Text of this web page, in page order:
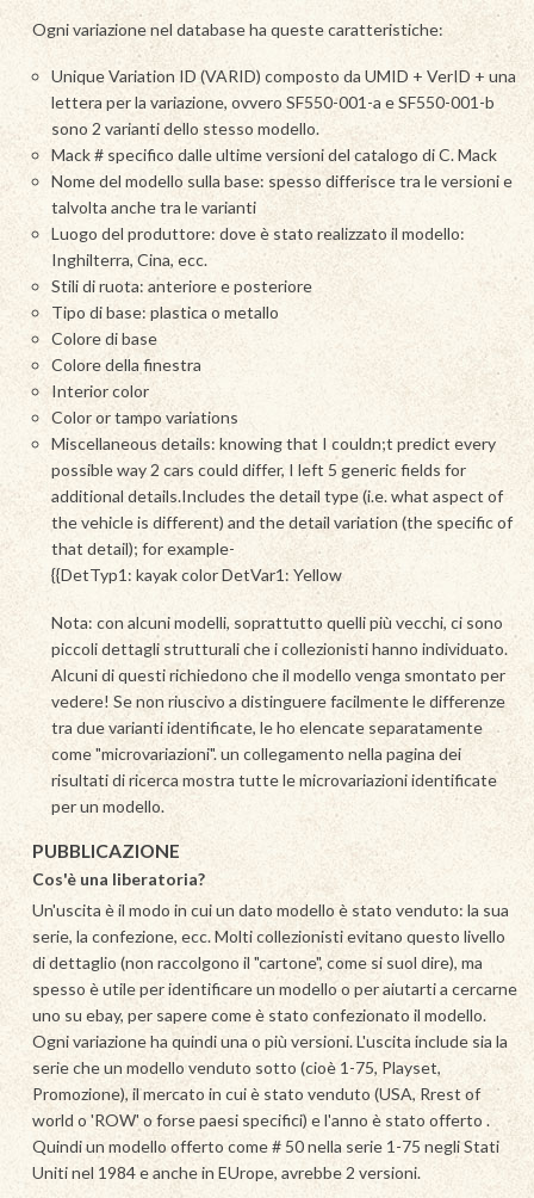
Ogni variazione nel database ha queste caratteristiche:
Unique Variation ID (VARID) composto da UMID + VerID + una
lettera per la variazione, ovvero SF550-001-a e SF550-001-b
sono 2 varianti dello stesso modello.
Mack # specifico dalle ultime versioni del catalogo di C. Mack
Nome del modello sulla base: spesso differisce tra le versioni e
talvolta anche tra le varianti
Luogo del produttore: dove è stato realizzato il modello:
Inghilterra, Cina, ecc.
Stili di ruota: anteriore e posteriore
Tipo di base: plastica o metallo
Colore di base
Colore della finestra
Interior color
Color or tampo variations
Miscellaneous details: knowing that I couldn;t predict every
possible way 2 cars could differ, I left 5 generic fields for
additional details.Includes the detail type (i.e. what aspect of
the vehicle is different) and the detail variation (the specific of
that detail); for example-
{{DetTyp1: kayak color DetVar1: Yellow
Nota: con alcuni modelli, soprattutto quelli più vecchi, ci sono
piccoli dettagli strutturali che i collezionisti hanno individuato.
Alcuni di questi richiedono che il modello venga smontato per
vedere! Se non riuscivo a distinguere facilmente le differenze
tra due varianti identificate, le ho elencate separatamente
come "microvariazioni". un collegamento nella pagina dei
risultati di ricerca mostra tutte le microvariazioni identificate
per un modello.
PUBBLICAZIONE
Cos'è una liberatoria?
Un'uscita è il modo in cui un dato modello è stato venduto: la sua
serie, la confezione, ecc. Molti collezionisti evitano questo livello
di dettaglio (non raccolgono il "cartone", come si suol dire), ma
spesso è utile per identificare un modello o per aiutarti a cercarne
uno su ebay, per sapere come è stato confezionato il modello.
Ogni variazione ha quindi una o più versioni. L'uscita include sia la
serie che un modello venduto sotto (cioè 1-75, Playset,
Promozione), il mercato in cui è stato venduto (USA, Rrest of
world o 'ROW' o forse paesi specifici) e l'anno è stato offerto .
Quindi un modello offerto come # 50 nella serie 1-75 negli Stati
Uniti nel 1984 e anche in EUrope, avrebbe 2 versioni.